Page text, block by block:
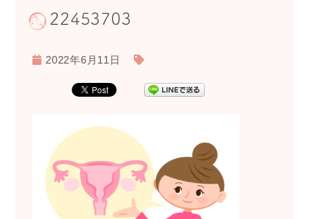
22453703
2022年6月11日